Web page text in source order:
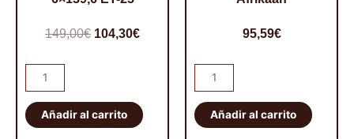
149,00€ El
era:
149,00€.
104,30€El
104,30€.
Llanta
tubular
4x4
de
Añadir al carrito
95,59€
Llanta
acero
4x4
reforzada
Añadir al carrito